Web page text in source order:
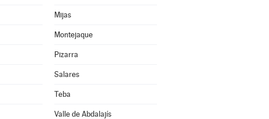
Mijas
Montejaque
Pizarra
Salares
Teba
Valle de Abdalajís